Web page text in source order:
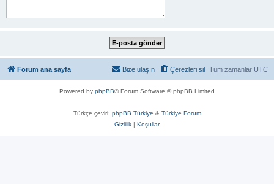
Forum ana sayfa Tüm zamanlar UTC
Çerezleri sil
Bize ulaşın
Powered by phpBB® Forum Software © phpBB Limited
Türkçe çeviri: phpBB Türkiye & Türkiye Forum
Gizlilik | Koşullar